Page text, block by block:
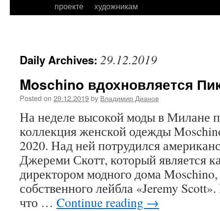
проекте
художникам
Daily Archives: 29.12.2019
Moschino вдохновляется
Posted on 29.12.2019by Владимир Дианов
На неделе высокой моды в Милане
коллекция женской одежды
2020. Над ней потрудился
Джереми Скотт, который является
директором модного дома
собственного лейбла «Jeremy
что … Continue reading →